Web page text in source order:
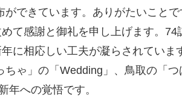
できています。ありがたいことで
て感謝と御礼を申し上げます。74
に相応しい工夫が凝らされていま
ゃ」の「Wedding」、鳥取の「つ
年への覚悟です。